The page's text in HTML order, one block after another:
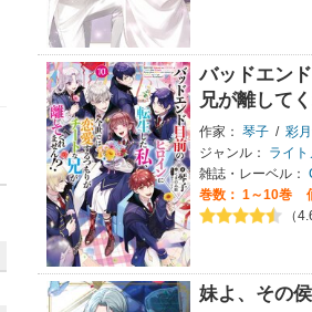
バッドエン
兄が離して
作家： 琴子 / 彩
ジャンル：
ライト
雑誌・レーベル：
巻数： 1～10巻
（
妹よ、その